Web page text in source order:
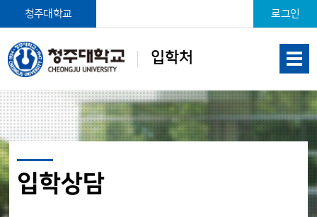
입학처
청주대학교 로그인
입학상담